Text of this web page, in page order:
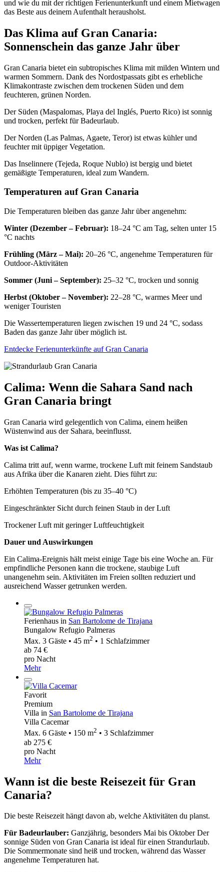
und wie du mit der richtigen Ferienunterkunft und einem Mietwagen
das Beste aus deinem Aufenthalt herausholst.
Das Klima auf Gran Canaria:
Sonnenschein das ganze Jahr über
Gran Canaria bietet ein subtropisches Klima mit milden Wintern und
warmen Sommern. Dank des Nordostpassats gibt es erhebliche
Klimakontraste zwischen dem trockenen Süden und dem
feuchteren, grünen Norden.
Der Süden (Maspalomas, Playa del Inglés, Puerto Rico) ist sonnig
und trocken, perfekt für Badeurlaub.
Der Norden (Las Palmas, Agaete, Teror) ist etwas kühler und
feuchter mit üppiger Vegetation.
Das Inselinnere (Tejeda, Roque Nublo) ist bergig und bietet
gemäßigte Temperaturen, ideal zum Wandern.
Temperaturen auf Gran Canaria
Die Temperaturen bleiben das ganze Jahr über angenehm:
Winter (Dezember – Februar): 18–24 °C am Tag, selten unter 15
°C nachts
Frühling (März – Mai): 20–26 °C, angenehme Temperaturen für
Outdoor-Aktivitäten
Sommer (Juni – September): 25–32 °C, trocken und sonnig
Herbst (Oktober – November): 22–28 °C, warmes Meer und
weniger Touristen
Die Wassertemperaturen liegen zwischen 19 und 24 °C, sodass
Baden das ganze Jahr über möglich ist.
Entdecke Ferienunterkünfte auf Gran Canaria
Calima: Wenn die Sahara Sand nach
Gran Canaria bringt
Gran Canaria wird gelegentlich von Calima, einem heißen
Wüstenwind aus der Sahara, beeinflusst.
Was ist Calima?
Calima tritt auf, wenn warme, trockene Luft mit feinem Sandstaub
aus Afrika über die Kanaren zieht. Dies führt zu:
Erhöhten Temperaturen (bis zu 35–40 °C)
Eingeschränkter Sicht durch feinen Staub in der Luft
Trockener Luft mit geringer Luftfeuchtigkeit
Dauer und Auswirkungen
Ein Calima-Ereignis hält meist einige Tage bis eine Woche an. Für
empfindliche Personen kann die trockene, staubige Luft
unangenehm sein. Aktivitäten im Freien sollten reduziert und
ausreichend Wasser getrunken werden.
Ferienhaus in San Bartolome de Tirajana
Bungalow Refugio Palmeras
Max. 3 Gäste • 45 m2 • 1 Schlafzimmer
ab 74 €
pro Nacht
Mehr
Favorit
Premium
Villa in San Bartolome de Tirajana
Villa Cacemar
Max. 6 Gäste • 150 m2 • 3 Schlafzimmer
ab 275 €
pro Nacht
Mehr
Wann ist die beste Reisezeit für Gran
Canaria?
Die beste Reisezeit hängt davon ab, welche Aktivitäten du planst.
Für Badeurlauber: Ganzjährig, besonders Mai bis Oktober Der
sonnige Süden von Gran Canaria ist ideal für einen Strandurlaub.
Die Sommermonate sind heiß und trocken, während das Wasser
angenehme Temperaturen hat.